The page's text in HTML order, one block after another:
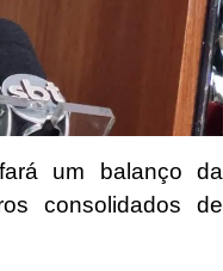
um balanço da
consolidados de